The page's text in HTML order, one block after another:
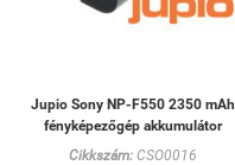
Jupio Sony NP-F550 2350 mAh
fényképezőgép akkumulátor
Cikkszám: CSO0016